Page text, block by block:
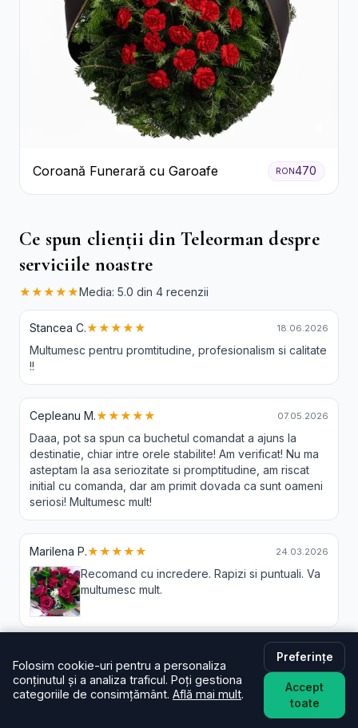
Coroană Funerară cu Garoafe RON470
Ce spun clienții din Teleorman despre
serviciile noastre
★★★★★Media: 5.0 din 4 recenzii
Stancea C.★★★★★ 18.06.2026
Multumesc pentru promtitudine, profesionalism si calitate
!!
Cepleanu M.★★★★★ 07.05.2026
Daaa, pot sa spun ca buchetul comandat a ajuns la
destinatie, chiar intre orele stabilite! Am verificat! Nu ma
asteptam la asa seriozitate si promptitudine, am riscat
initial cu comanda, dar am primit dovada ca sunt oameni
seriosi! Multumesc mult!
Marilena P.★★★★★ 24.03.2026
Recomand cu incredere. Rapizi si puntuali. Va
multumesc mult.
Gheorghisan A. ★★★★★ 08.12.2025
Folosim cookie-uri pentru a personaliza
conținutul și a analiza traficul. Poți gestiona
categoriile de consimțământ. Află mai mult.
Preferințe
Accept
toate